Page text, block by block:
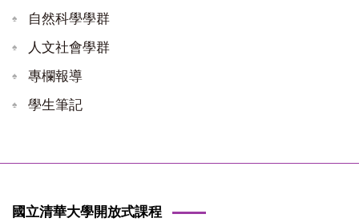
自然科學學群
人文社會學群
專欄報導
學生筆記
國立清華大學開放式課程